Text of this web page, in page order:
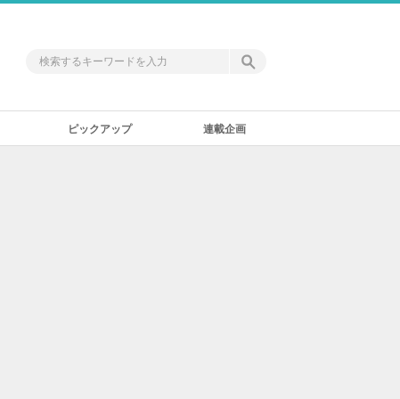
ピックアップ 連載企画